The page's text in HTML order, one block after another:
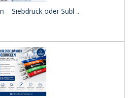
– Siebdruck oder Subl ..